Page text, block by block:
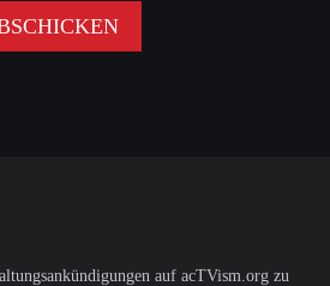
auf acTVism.org zu